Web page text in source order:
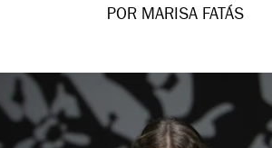
POR MARISA FATÁS